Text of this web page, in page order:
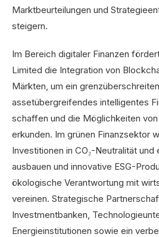
Marktbeurteilungen und
steigern.
Im Bereich digitaler Finanzen
Limited die Integration von
Märkten, um ein
assetübergreifendes intelligentes
schaffen und die Möglichkeiten
erkunden. Im grünen Finanzsektor
Investitionen in CO₂-Neutralität und
ausbauen und innovative ESG-
ökologische Verantwortung mit
vereinen. Strategische
Investmentbanken,
Energieinstitutionen sowie ein